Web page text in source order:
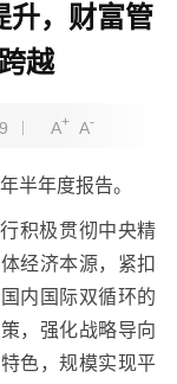
升，财富管
越
A+ A-
半年度报告。
积极贯彻中央精
经济本源，紧扣
内国际双循环的
，强化战略导向
色，规模实现平